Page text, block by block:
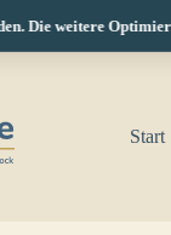
weitere
Start